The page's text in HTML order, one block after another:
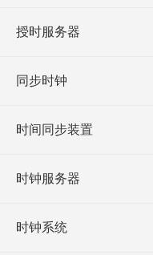
授时服务器
同步时钟
时间同步装置
时钟服务器
时钟系统